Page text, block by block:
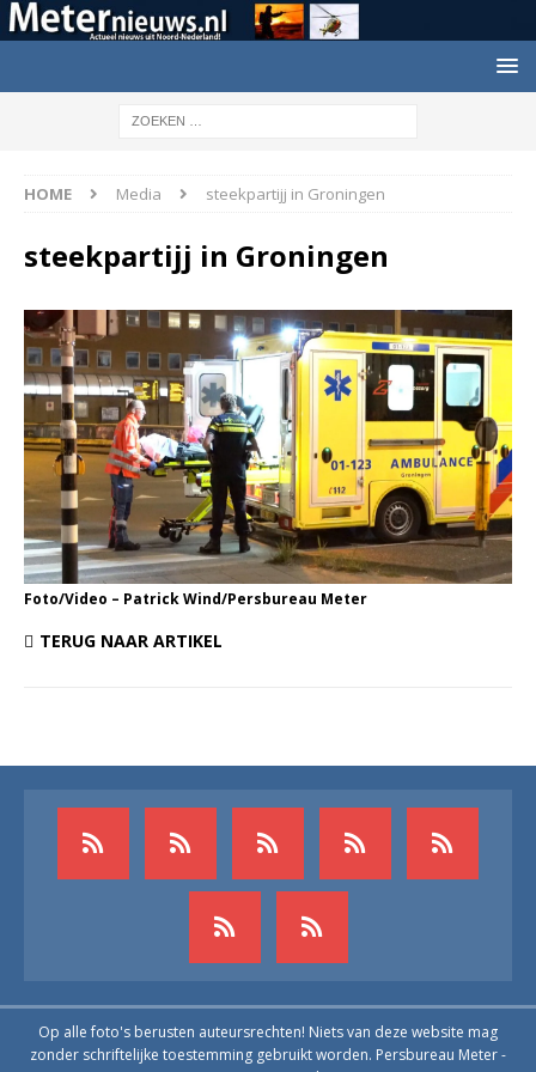
HOME Media steekpartijj in Groningen
steekpartijj in Groningen
Foto/Video – Patrick Wind/Persbureau Meter
TERUG NAAR ARTIKEL
Op alle foto's berusten auteursrechten! Niets van deze website mag
zonder schriftelijke toestemming gebruikt worden. Persbureau Meter -